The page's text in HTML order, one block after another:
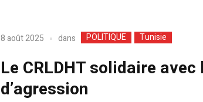
8 août 2025 dans POLITIQUE Tunisie
Le CRLDHT solidaire
d’agression